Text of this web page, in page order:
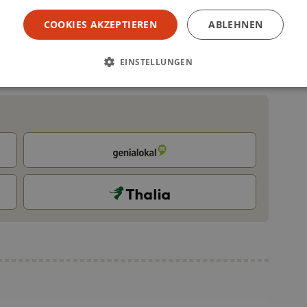
à atteindre vos objectifs de santé.
COOKIES AKZEPTIEREN ABLEHNEN
EINSTELLUNGEN